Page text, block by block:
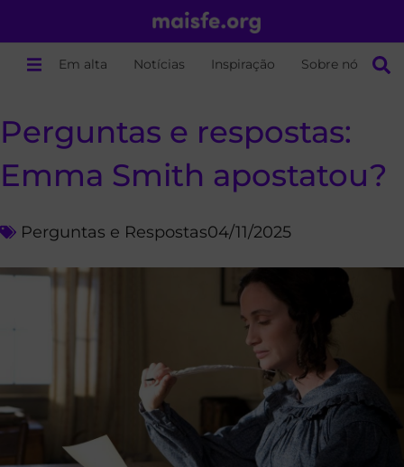
Em alta Notícias Inspiração Sobre nós
Perguntas e respostas:
Emma Smith apostatou?
Perguntas e Respostas04/11/2025